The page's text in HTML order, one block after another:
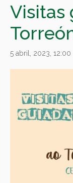
Visitas
5 abril, 2023, 12:00